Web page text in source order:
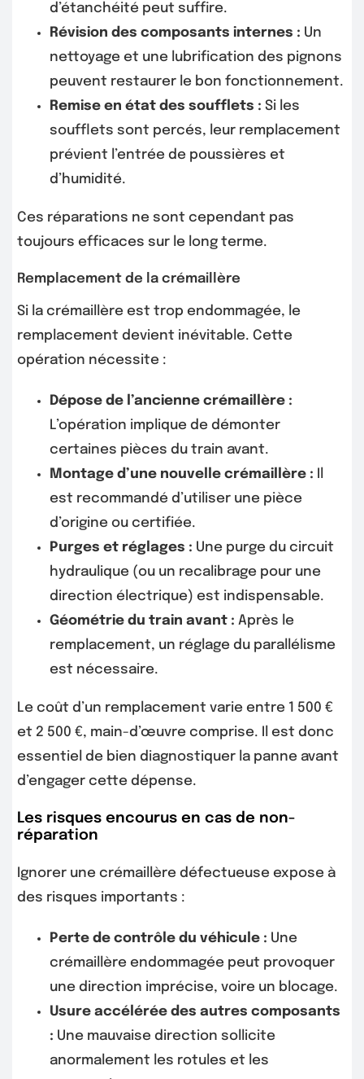
d’étanchéité peut suffire.
Révision des composants internes : Un
nettoyage et une lubrification des pignons
peuvent restaurer le bon fonctionnement.
Remise en état des soufflets : Si les
soufflets sont percés, leur remplacement
prévient l’entrée de poussières et
d’humidité.
Ces réparations ne sont cependant pas
toujours efficaces sur le long terme.
Remplacement de la crémaillère
Si la crémaillère est trop endommagée, le
remplacement devient inévitable. Cette
opération nécessite :
Dépose de l’ancienne crémaillère :
L’opération implique de démonter
certaines pièces du train avant.
Montage d’une nouvelle crémaillère : Il
est recommandé d’utiliser une pièce
d’origine ou certifiée.
Purges et réglages : Une purge du circuit
hydraulique (ou un recalibrage pour une
direction électrique) est indispensable.
Géométrie du train avant : Après le
remplacement, un réglage du parallélisme
est nécessaire.
Le coût d’un remplacement varie entre 1 500 €
et 2 500 €, main-d’œuvre comprise. Il est donc
essentiel de bien diagnostiquer la panne avant
d’engager cette dépense.
Les risques encourus en cas de non-
réparation
Ignorer une crémaillère défectueuse expose à
des risques importants :
Perte de contrôle du véhicule : Une
crémaillère endommagée peut provoquer
une direction imprécise, voire un blocage.
Usure accélérée des autres composants
: Une mauvaise direction sollicite
anormalement les rotules et les